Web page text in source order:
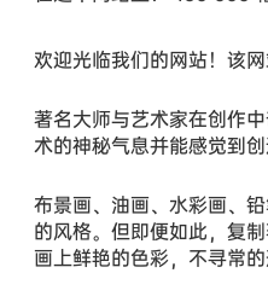
欢迎光临我们的网站！该
著名大师与艺术家在创作
术的神秘气息并能感觉到创
布景画、油画、水彩画、
的风格。但即便如此，复
画上鲜艳的色彩，不寻常